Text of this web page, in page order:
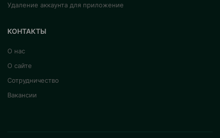
Удаление аккаунта для приложение
КОНТАКТЫ
О нас
О сайте
Сотрудничество
Вакансии